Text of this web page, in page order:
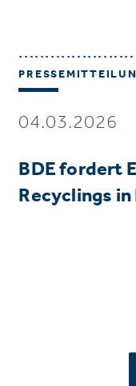
04.03.2026
BDE fordert
Recyclings